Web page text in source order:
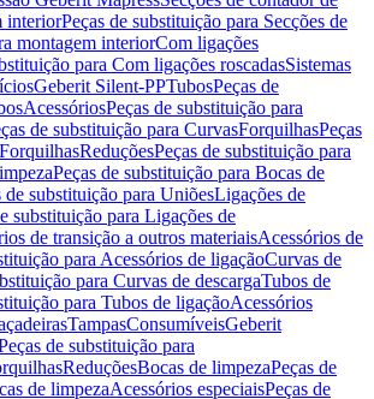
interiorPeças de substituição para Secções de
montagem interiorCom ligações
para Com ligações roscadasSistemas
Geberit Silent-PPTubosPeças de
AcessóriosPeças de substituição para
de substituição para CurvasForquilhasPeças
ReduçõesPeças de substituição para
Peças de substituição para Bocas de
de substituição para UniõesLigações de
substituição para Ligações de
de transição a outros materiaisAcessórios de
para Acessórios de ligaçãoCurvas de
para Curvas de descargaTubos de
para Tubos de ligaçãoAcessórios
TampasConsumíveisGeberit
de substituição para
ReduçõesBocas de limpezaPeças de
de limpezaAcessórios especiaisPeças de